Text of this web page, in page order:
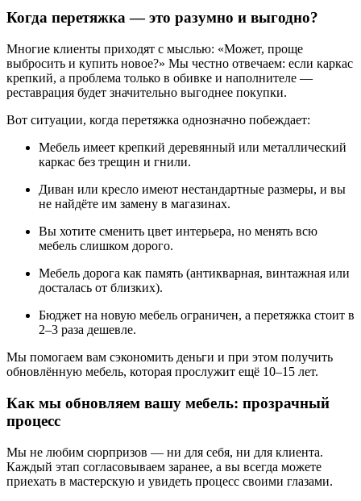
Когда перетяжка — это разумно и выгодно?
Многие клиенты приходят с мыслью: «Может, проще
выбросить и купить новое?» Мы честно отвечаем: если каркас
крепкий, а проблема только в обивке и наполнителе —
реставрация будет значительно выгоднее покупки.
Вот ситуации, когда перетяжка однозначно побеждает:
Мебель имеет крепкий деревянный или металлический
каркас без трещин и гнили.
Диван или кресло имеют нестандартные размеры, и вы
не найдёте им замену в магазинах.
Вы хотите сменить цвет интерьера, но менять всю
мебель слишком дорого.
Мебель дорога как память (антикварная, винтажная или
досталась от близких).
Бюджет на новую мебель ограничен, а перетяжка стоит в
2–3 раза дешевле.
Мы помогаем вам сэкономить деньги и при этом получить
обновлённую мебель, которая прослужит ещё 10–15 лет.
Как мы обновляем вашу мебель: прозрачный
процесс
Мы не любим сюрпризов — ни для себя, ни для клиента.
Каждый этап согласовываем заранее, а вы всегда можете
приехать в мастерскую и увидеть процесс своими глазами.